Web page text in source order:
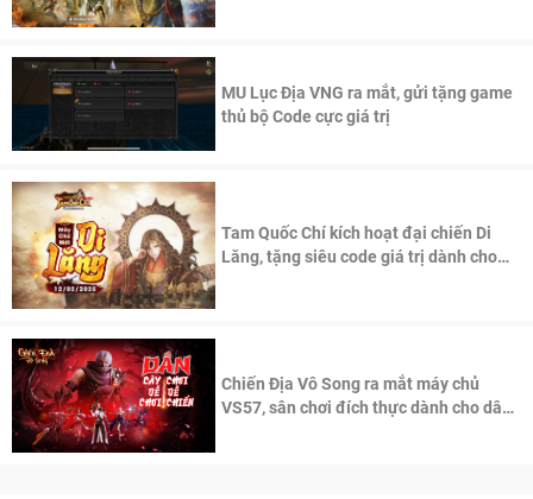
MU Lục Địa VNG ra mắt, gửi tặng game
thủ bộ Code cực giá trị
Tam Quốc Chí kích hoạt đại chiến Di
Lăng, tặng siêu code giá trị dành cho
Chiến Địa Vô Song ra mắt máy chủ
VS57, sân chơi đích thực dành cho dân